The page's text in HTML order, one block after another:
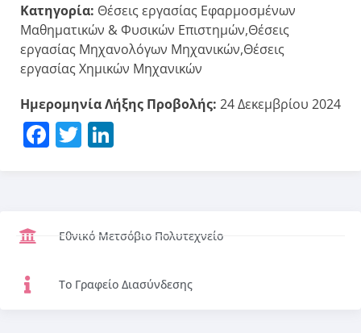
Κατηγορία: Θέσεις εργασίας Εφαρμοσμένων
Μαθηματικών & Φυσικών Επιστημών,Θέσεις
εργασίας Μηχανολόγων Μηχανικών,Θέσεις
εργασίας Χημικών Μηχανικών
Ημερομηνία Λήξης Προβολής: 24 Δεκεμβρίου 2024
Facebook
Twitter
Εθνικό Μετσόβιο Πολυτεχνείο
Το Γραφείο Διασύνδεσης